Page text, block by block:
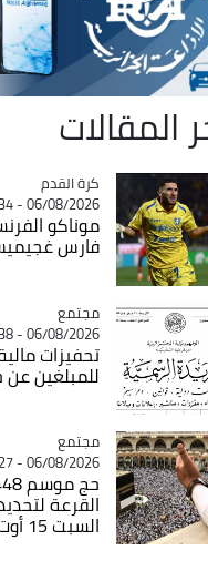
المقالات
Catégorie
كرة القدم
06/08/2026 - 22:34
موناكو
فارس
Catégorie
مجتمع
06/08/2026 - 22:38
تحفيزات
للمبلغين عن
Catégorie
مجتمع
06/08/2026 - 21:27
القرعة
السبت 15 أوت